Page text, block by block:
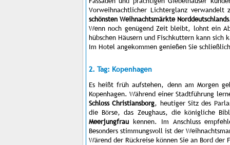
Vorweihnachtlicher Lichterglanz
schönsten Weihnachtsmärkte Norddeutschlands
Wenn noch genügend Zeit bleibt, lohnt ein
hübschen Häusern und Fischkuttern kann sich
Im Hotel angekommen genießen Sie
2. Tag: Kopenhagen
Es heißt früh aufstehen, denn am Morgen
Kopenhagen. Während einer Stadtführung
Schloss Christiansborg, heutiger Sitz des
die Börse, das Zeughaus, die königliche
Meerjungfrau kennen.
Im Anschluss
Besonders stimmungsvoll ist der
Wärend der Rückreise können Sie an Bord der